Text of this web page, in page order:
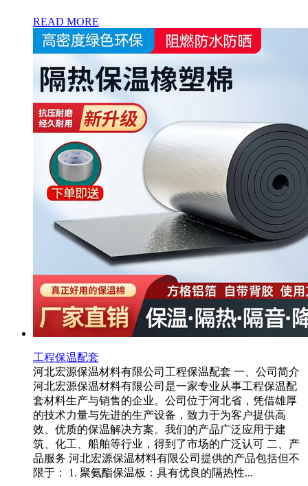
READ MORE
工程保温配套
河北宏源保温材料有限公司工程保温配套 一、公司简介
河北宏源保温材料有限公司是一家专业从事工程保温配
套材料生产与销售的企业。公司位于河北省，凭借雄厚
的技术力量与先进的生产设备，致力于为客户提供高
效、优质的保温解决方案。我们的产品广泛应用于建
筑、化工、船舶等行业，得到了市场的广泛认可 二、产
品服务 河北宏源保温材料有限公司提供的产品包括但不
限于： 1. 聚氨酯保温板：具有优良的隔热性...